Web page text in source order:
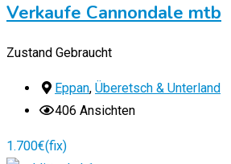
Verkaufe Cannondale mtb
Zustand Gebraucht
Eppan, Überetsch & Unterland
406 Ansichten
1.700€(fix)